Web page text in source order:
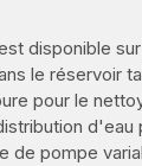
disponible
le réservoir
pour le
d'eau
de pompe